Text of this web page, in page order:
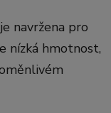
je navržena pro
nízká hmotnost,